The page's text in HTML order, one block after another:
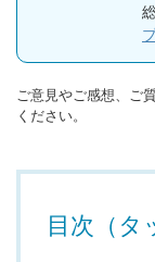
ご意見やご感想、ご
ください。
目次（タ